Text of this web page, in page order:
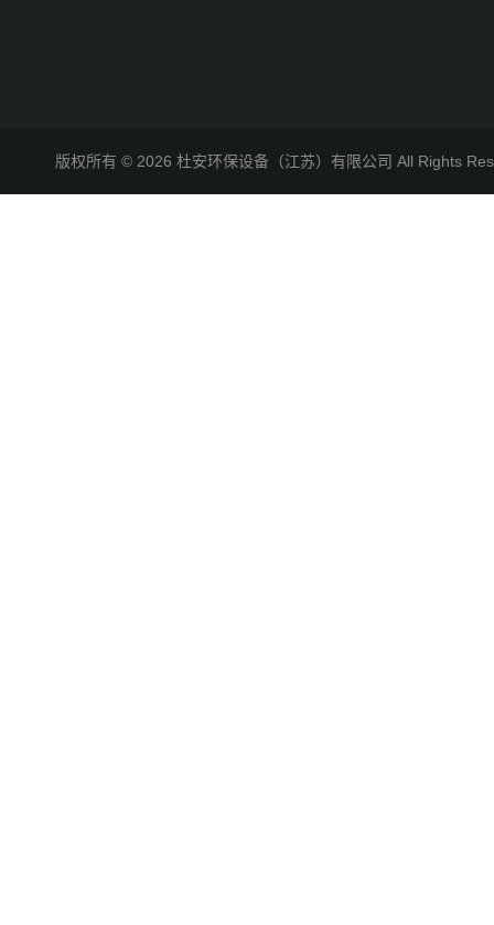
版权所有 © 2026 杜安环保设备（江苏）有限公司 All Rights